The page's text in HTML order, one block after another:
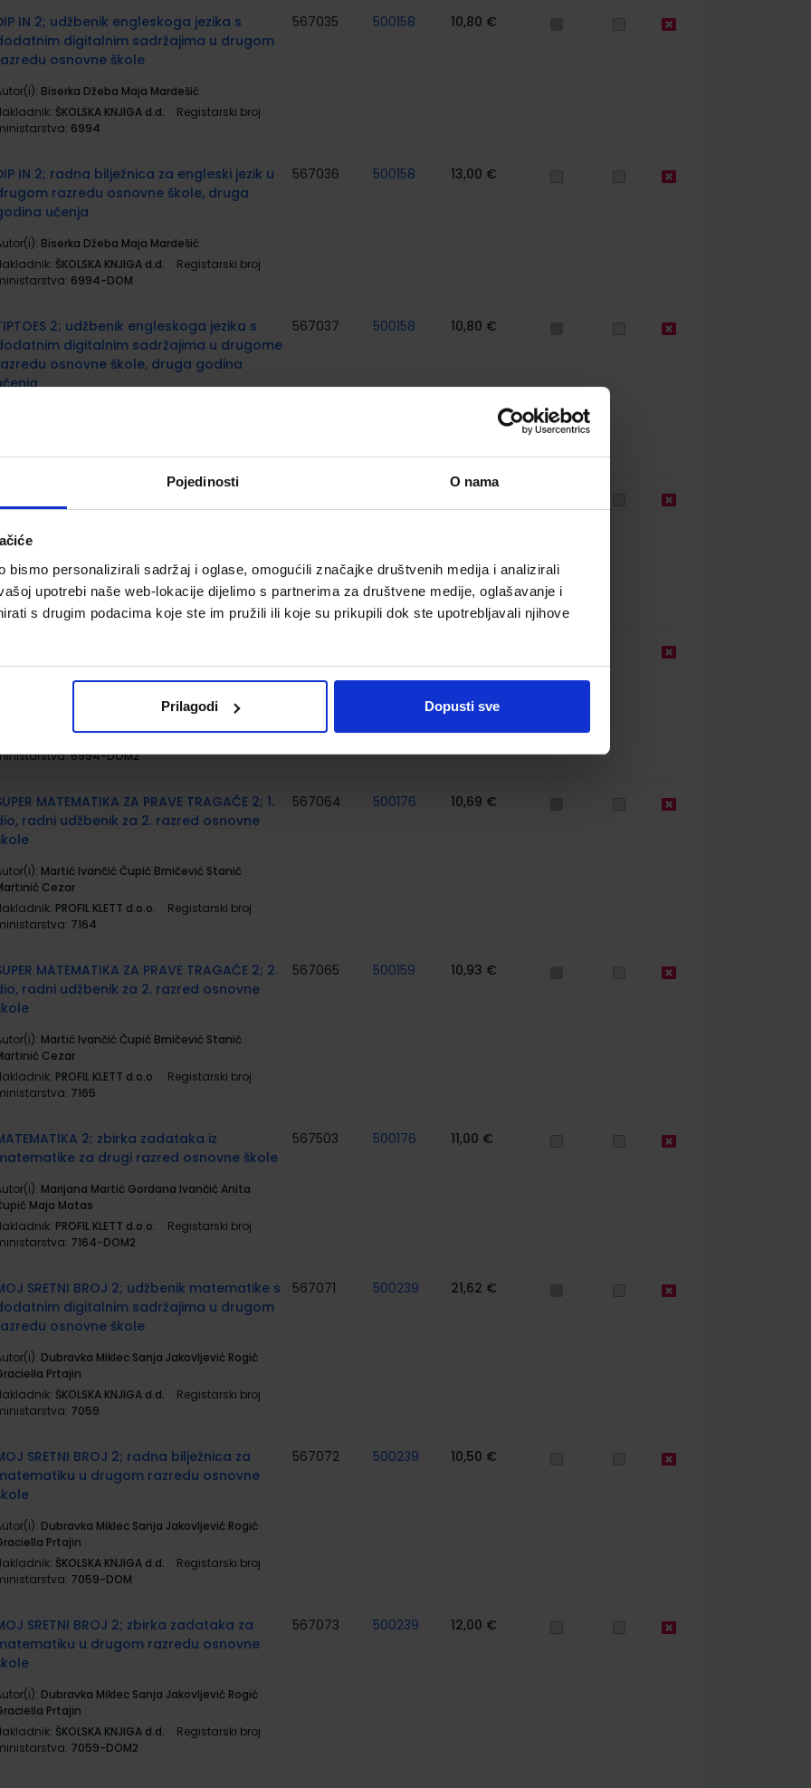
Pojedinosti O nama
bismo personalizirali sadržaj i oglase, omogućili značajke društvenih medija i analizirali
upotrebi naše web-lokacije dijelimo s partnerima za društvene medije, oglašavanje i
s drugim podacima koje ste im pružili ili koje su prikupili dok ste upotrebljavali njihove
Prilagodi Dopusti sve
IN 2; udžbenik engleskoga jezika s
digitalnim sadržajima u drugom
osnovne škole
Biserka Džeba Maja Mardešić
ŠKOLSKA KNJIGA d.d.
Registarski broj
6994
567035 500158 10,80 €
IN 2; radna bilježnica za engleski jezik u
razredu osnovne škole, druga
učenja
Biserka Džeba Maja Mardešić
ŠKOLSKA KNJIGA d.d.
Registarski broj
6994-DOM
567036 500158 13,00 €
2; udžbenik engleskoga jezika s
digitalnim sadržajima u drugome
osnovne škole, druga godina
567037 500158 10,80 €
učenja
Mimica Tudor Reić Šućur Ban Žepina
ŠKOLSKA KNJIGA d.d.
Registarski broj
ministarstva:
uz udžbenik Dip in 2 za 2. razred
osnovne škole
6994-DOM2
MATEMATIKA ZA PRAVE TRAGAČE 2; 1.
radni udžbenik za 2. razred osnovne
Martić Ivančić Čupić Brničević Stanić
Cezar
PROFIL KLETT d.o.o.
Registarski broj
7164
567064 500176 10,69 €
MATEMATIKA ZA PRAVE TRAGAČE 2; 2.
radni udžbenik za 2. razred osnovne
Martić Ivančić Čupić Brničević Stanić
Cezar
PROFIL KLETT d.o.o.
Registarski broj
7165
567065 500159 10,93 €
2; zbirka zadataka iz
za drugi razred osnovne škole
Marijana Martić Gordana Ivančić Anita
Maja Matas
PROFIL KLETT d.o.o.
Registarski broj
7164-DOM2
567503 500176 11,00 €
SRETNI BROJ 2; udžbenik matematike s
digitalnim sadržajima u drugom
osnovne škole
Dubravka Miklec Sanja Jakovljević Rogić
Prtajin
ŠKOLSKA KNJIGA d.d.
Registarski broj
7059
567071 500239 21,62 €
SRETNI BROJ 2; radna bilježnica za
u drugom razredu osnovne
Dubravka Miklec Sanja Jakovljević Rogić
Prtajin
ŠKOLSKA KNJIGA d.d.
Registarski broj
7059-DOM
567072 500239 10,50 €
SRETNI BROJ 2; zbirka zadataka za
u drugom razredu osnovne
Dubravka Miklec Sanja Jakovljević Rogić
Prtajin
ŠKOLSKA KNJIGA d.d.
Registarski broj
7059-DOM2
567073 500239 12,00 €